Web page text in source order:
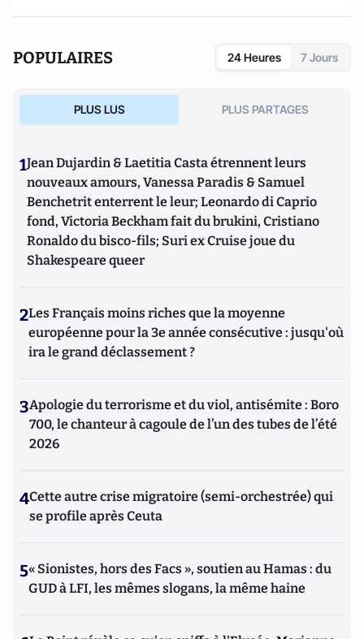
POPULAIRES 24 Heures 7 Jours
PLUS LUS PLUS PARTAGES
1Jean Dujardin & Laetitia Casta étrennent leurs
nouveaux amours, Vanessa Paradis & Samuel
Benchetrit enterrent le leur; Leonardo di Caprio
fond, Victoria Beckham fait du brukini, Cristiano
Ronaldo du bisco-fils; Suri ex Cruise joue du
Shakespeare queer
2Les Français moins riches que la moyenne
européenne pour la 3e année consécutive : jusqu'où
ira le grand déclassement ?
3Apologie du terrorisme et du viol, antisémite : Boro
700, le chanteur à cagoule de l’un des tubes de l’été
2026
4Cette autre crise migratoire (semi-orchestrée) qui
se profile après Ceuta
5« Sionistes, hors des Facs », soutien au Hamas : du
GUD à LFI, les mêmes slogans, la même haine